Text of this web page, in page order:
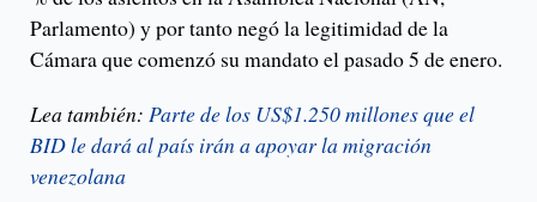
Parlamento) y por tanto negó la legitimidad de la
Cámara que comenzó su mandato el pasado 5 de enero.
Lea también: Parte de los US$1.250 millones que el
BID le dará al país irán a apoyar la migración
venezolana